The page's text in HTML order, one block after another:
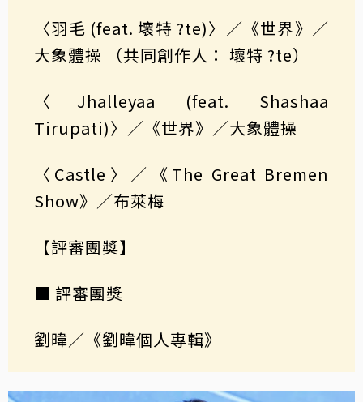
〈羽毛 (feat. 壞特 ?te)〉／《世界》／
大象體操 （共同創作人： 壞特 ?te）
〈Jhalleyaa (feat. Shashaa
Tirupati)〉／《世界》／大象體操
〈Castle〉／《The Great Bremen
Show》／布萊梅
【評審團獎】
■ 評審團獎
劉暐／《劉暐個人專輯》